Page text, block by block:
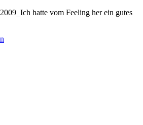
hatte vom Feeling her ein gutes